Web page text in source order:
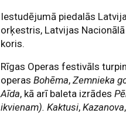
Iestudējumā piedalās
orķestris, Latvijas
koris.
Rīgas Operas festivāls
operasBohēma,Zemnieka
Aīda, kā arī baleta izrādes
ikvienam). Kaktusi,Kazanova